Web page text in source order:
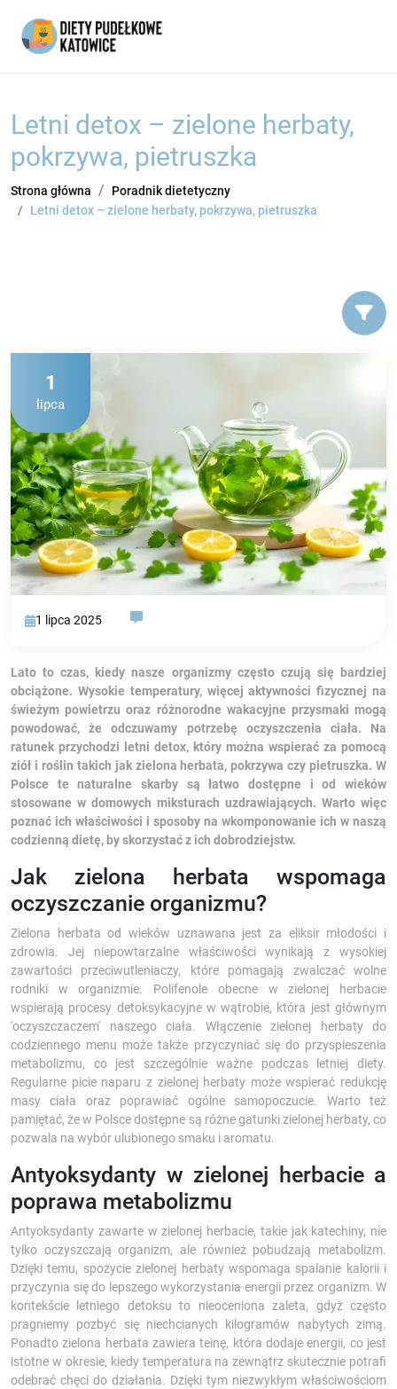
Letni detox – zielone herbaty,
pokrzywa, pietruszka
Strona główna
Poradnik dietetyczny
Letni detox – zielone herbaty, pokrzywa, pietruszka
1 lipca 2025
1
lipca
Lato to czas, kiedy nasze organizmy często czują się bardziej
obciążone. Wysokie temperatury, więcej aktywności fizycznej na
świeżym powietrzu oraz różnorodne wakacyjne przysmaki mogą
powodować, że odczuwamy potrzebę oczyszczenia ciała. Na
ratunek przychodzi letni detox, który można wspierać za pomocą
ziół i roślin takich jak zielona herbata, pokrzywa czy pietruszka. W
Polsce te naturalne skarby są łatwo dostępne i od wieków
stosowane w domowych miksturach uzdrawiających. Warto więc
poznać ich właściwości i sposoby na wkomponowanie ich w naszą
codzienną dietę, by skorzystać z ich dobrodziejstw.
Jak zielona herbata wspomaga
oczyszczanie organizmu?
Zielona herbata od wieków uznawana jest za eliksir młodości i
zdrowia. Jej niepowtarzalne właściwości wynikają z wysokiej
zawartości przeciwutleniaczy, które pomagają zwalczać wolne
rodniki w organizmie. Polifenole obecne w zielonej herbacie
wspierają procesy detoksykacyjne w wątrobie, która jest głównym
'oczyszczaczem' naszego ciała. Włączenie zielonej herbaty do
codziennego menu może także przyczyniać się do przyspieszenia
metabolizmu, co jest szczególnie ważne podczas letniej diety.
Regularne picie naparu z zielonej herbaty może wspierać redukcję
masy ciała oraz poprawiać ogólne samopoczucie. Warto też
pamiętać, że w Polsce dostępne są różne gatunki zielonej herbaty, co
pozwala na wybór ulubionego smaku i aromatu.
Antyoksydanty w zielonej herbacie a
poprawa metabolizmu
Antyoksydanty zawarte w zielonej herbacie, takie jak katechiny, nie
tylko oczyszczają organizm, ale również pobudzają metabolizm.
Dzięki temu, spożycie zielonej herbaty wspomaga spalanie kalorii i
przyczynia się do lepszego wykorzystania energii przez organizm. W
kontekście letniego detoksu to nieoceniona zaleta, gdyż często
pragniemy pozbyć się niechcianych kilogramów nabytych zimą.
Ponadto zielona herbata zawiera teinę, która dodaje energii, co jest
istotne w okresie, kiedy temperatura na zewnątrz skutecznie potrafi
odebrać chęci do działania. Dzięki tym niezwykłym właściwościom